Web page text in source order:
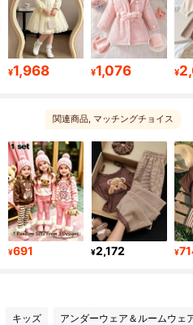
¥1,968 ¥1,076 ¥
関連商品, マッチングチョイス
¥691 ¥2,172 ¥
キッズ アンダーウェア＆ルームウェ